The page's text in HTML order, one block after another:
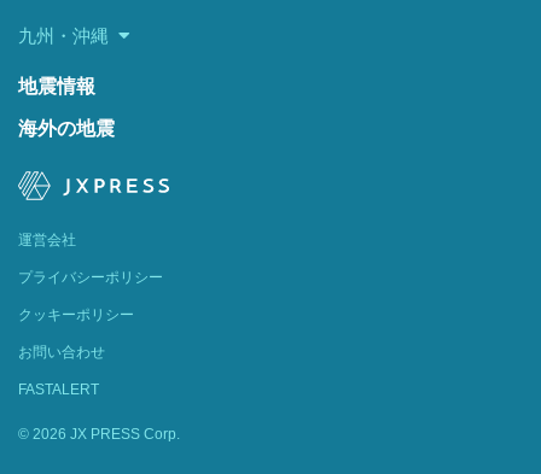
九州・沖縄
地震情報
海外の地震
運営会社
プライバシーポリシー
クッキーポリシー
お問い合わせ
FASTALERT
© 2026 JX PRESS Corp.